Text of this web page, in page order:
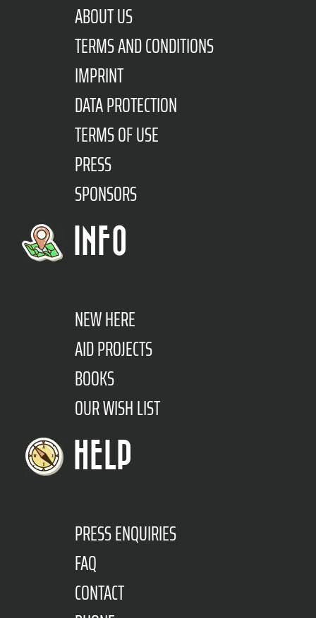
ABOUT US
TERMS AND CONDITIONS
IMPRINT
DATA PROTECTION
TERMS OF USE
PRESS
SPONSORS
INFO
NEW HERE
AID PROJECTS
BOOKS
OUR WISH LIST
HELP
PRESS ENQUIRIES
FAQ
CONTACT